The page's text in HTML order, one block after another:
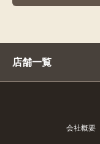
店舗一覧
会社概要